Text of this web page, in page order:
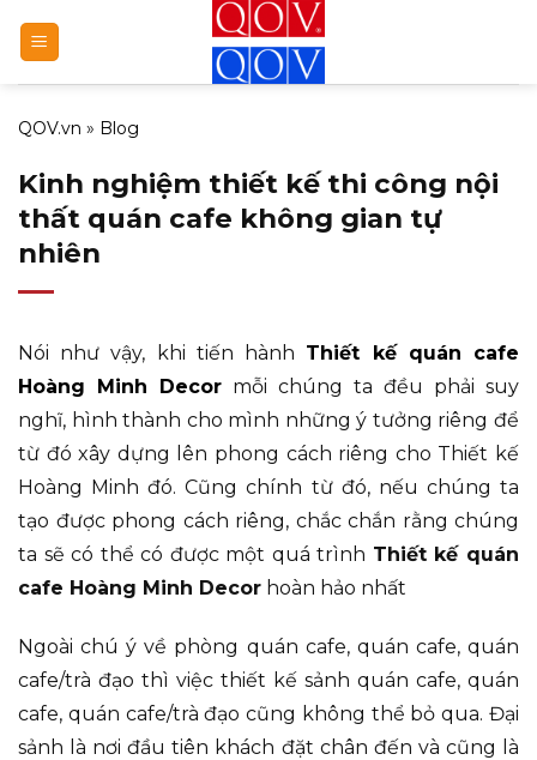
qua
nội
dung
QOV.vn » Blog
Kinh nghiệm thiết kế thi công nội
thất quán cafe không gian tự
nhiên
Nói như vậy, khi tiến hành Thiết kế quán cafe
Hoàng Minh Decor mỗi chúng ta đều phải suy
nghĩ, hình thành cho mình những ý tưởng riêng để
từ đó xây dựng lên phong cách riêng cho Thiết kế
Hoàng Minh đó. Cũng chính từ đó, nếu chúng ta
tạo được phong cách riêng, chắc chắn rằng chúng
ta sẽ có thể có được một quá trình Thiết kế quán
cafe Hoàng Minh Decor hoàn hảo nhất
Ngoài chú ý về phòng quán cafe, quán cafe, quán
cafe/trà đạo thì việc thiết kế sảnh quán cafe, quán
cafe, quán cafe/trà đạo cũng không thể bỏ qua. Đại
sảnh là nơi đầu tiên khách đặt chân đến và cũng là